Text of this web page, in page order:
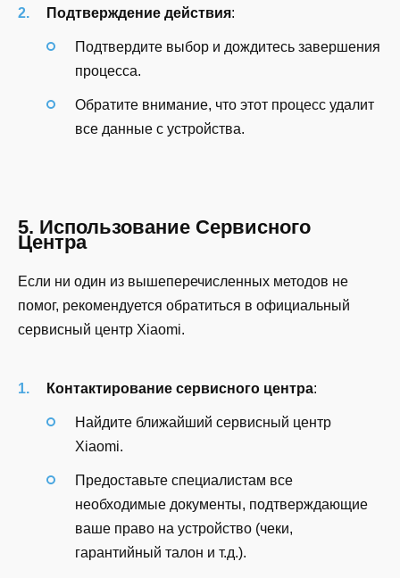
Подтверждение действия:
Подтвердите выбор и дождитесь завершения
процесса.
Обратите внимание, что этот процесс удалит
все данные с устройства.
5. Использование Сервисного
Центра
Если ни один из вышеперечисленных методов не
помог, рекомендуется обратиться в официальный
сервисный центр Xiaomi.
Контактирование сервисного центра:
Найдите ближайший сервисный центр
Xiaomi.
Предоставьте специалистам все
необходимые документы, подтверждающие
ваше право на устройство (чеки,
гарантийный талон и т.д.).